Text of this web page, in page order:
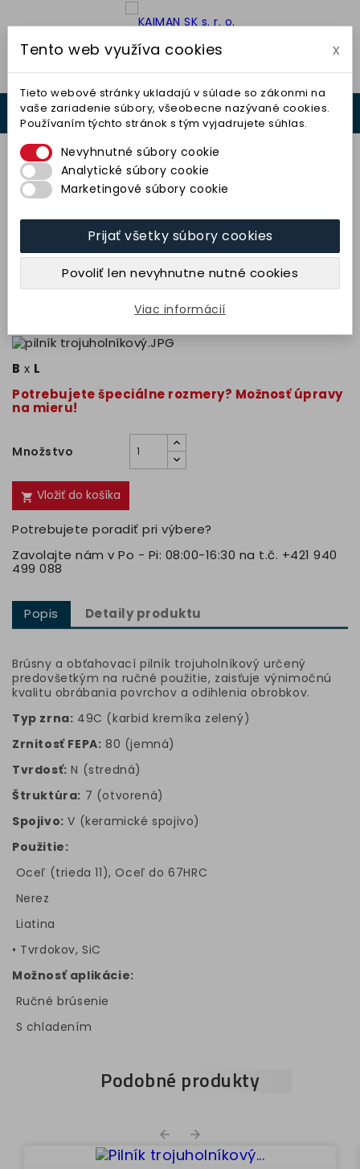
 

Pilník trojuholníkový 20x200
(49C80N7V) TYROLIT
9,41 € bez DPH11,57 € s DPH
B x L
Potrebujete špeciálne rozmery? Možnosť úpravy
na mieru!
Množstvo
 Vložiť do košíka
Potrebujete poradiť pri výbere?
Zavolajte nám v Po - Pi: 08:00-16:30 na t.č. +421 940
499 088
Popis Detaily produktu
Brúsny a obťahovací pilník trojuholníkový určený
predovšetkým na ručné použitie, zaisťuje výnimočnú
kvalitu obrábania povrchov a odihlenia obrobkov.
Typ zrna: 49C (karbid kremíka zelený)
Zrnitosť FEPA: 80 (jemná)
Tvrdosť: N (stredná)
Štruktúra: 7 (otvorená)
Spojivo: V (keramické spojivo)
Použitie:
Oceľ (trieda 11), Oceľ do 67HRC
Nerez
Liatina
• Tvrdokov, SiC
Možnosť aplikácie:
Ručné brúsenie
S chladením
Podobné produkty
 
Tento web využíva cookies x
Tieto webové stránky ukladajú v súlade so zákonmi na
vaše zariadenie súbory, všeobecne nazývané cookies.
Používaním týchto stránok s tým vyjadrujete súhlas.
Nevyhnutné súbory cookie
Analytické súbory cookie
Marketingové súbory cookie
Prijať všetky súbory cookies
Povoliť len nevyhnutne nutné cookies
Viac informácií